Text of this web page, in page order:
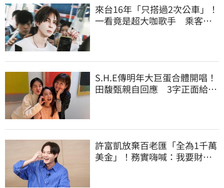
來台16年「只搭過2次公車」！
一看竟是超大咖歌手 乘客舉
S.H.E傳明年大巨蛋合體開唱！
田馥甄親自回應 3字正面給答
許富凱放棄百老匯「全為1千萬
美金」！務實嗨喊：我要財富